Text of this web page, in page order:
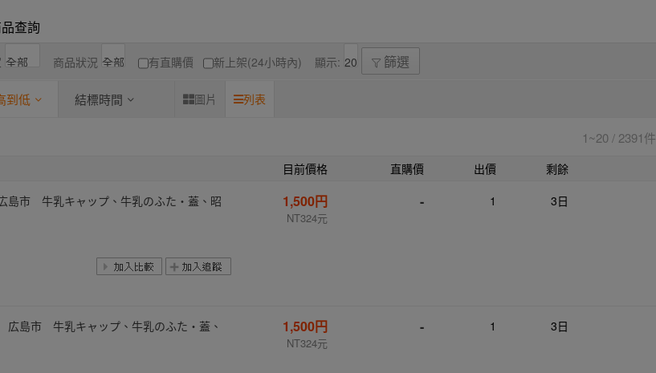
查詢
商品狀況 有直購價 新上架(24小時內) 顯示: 篩選
到低 結標時間 圖片 列表
1~20 / 2391件
目前價格 直購價 出價
剩餘
島市 牛乳キャップ、牛乳のふた・蓋、昭
1,500円
NT324元
- 1 3日
島市 牛乳キャップ、牛乳のふた・蓋、
1,500円
NT324元
- 1 3日